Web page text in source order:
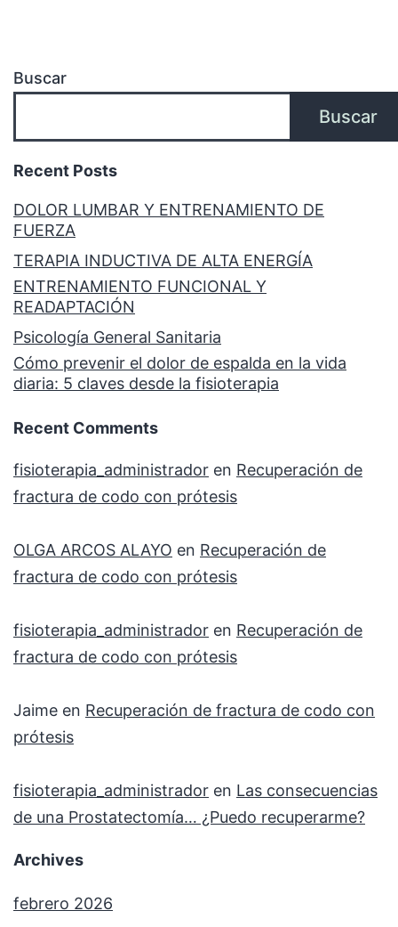
Buscar
Buscar
Recent Posts
DOLOR LUMBAR Y ENTRENAMIENTO DE
FUERZA
TERAPIA INDUCTIVA DE ALTA ENERGÍA
ENTRENAMIENTO FUNCIONAL Y
READAPTACIÓN
Psicología General Sanitaria
Cómo prevenir el dolor de espalda en la vida
diaria: 5 claves desde la fisioterapia
Recent Comments
fisioterapia_administrador en Recuperación de
fractura de codo con prótesis
OLGA ARCOS ALAYO en Recuperación de
fractura de codo con prótesis
fisioterapia_administrador en Recuperación de
fractura de codo con prótesis
Jaime en Recuperación de fractura de codo con
prótesis
fisioterapia_administrador en Las consecuencias
de una Prostatectomía… ¿Puedo recuperarme?
Archives
febrero 2026